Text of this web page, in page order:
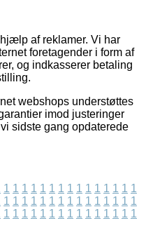
af reklamer. Vi har
foretagender i form af
og indkasserer betaling
webshops understøttes
imod justeringer
sidste gang opdaterede
1 1 1 1 1 1 1 1 1 1 1 1 1 1 1
1 1 1 1 1 1 1 1 1 1 1 1 1 1 1
1 1 1 1 1 1 1 1 1 1 1 1 1 1 1